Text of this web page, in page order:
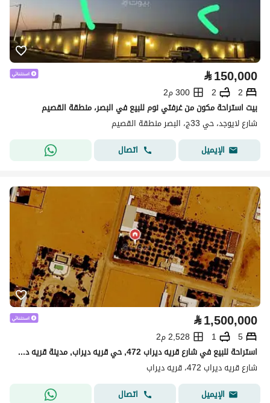
⃁150,000
2
2
300 م2
بيت استراحة مكون من غرفتي نوم للبيع في البصر، منطقة القصيم
شارع لايوجد، حي 33ج، البصر منطقة القصيم
الإيميل
اتصال
⃁1,500,000
5
1
2,528 م2
استراحة للبيع في شارع قريه ديراب 472, حي قريه ديراب, مدينة قريه ديراب, منطقة الرياض
شارع قريه ديراب 472، قريه ديراب
الإيميل
اتصال